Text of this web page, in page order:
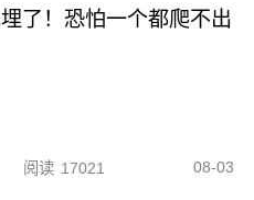
了！恐怕一个都爬不出
阅读 17021 08-03